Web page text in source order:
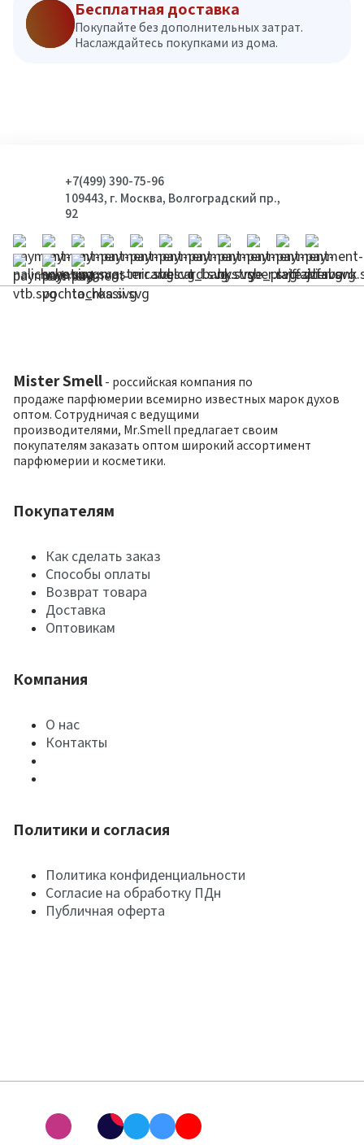
Бесплатная доставка
Покупайте без дополнительных затрат.
Наслаждайтесь покупками из дома.
+7(499) 390-75-96
109443, г. Москва, Волгоградский пр.,
92
Mister Smell - российская компания по
продаже парфюмерии всемирно известных марок духов
оптом. Сотрудничая с ведущими
производителями, Mr.Smell предлагает своим
покупателям заказать оптом широкий ассортимент
парфюмерии и косметики.
Покупателям
Как сделать заказ
Способы оплаты
Возврат товара
Доставка
Оптовикам
Компания
О нас
Контакты
Политики и согласия
Политика конфиденциальности
Согласие на обработку ПДн
Публичная оферта